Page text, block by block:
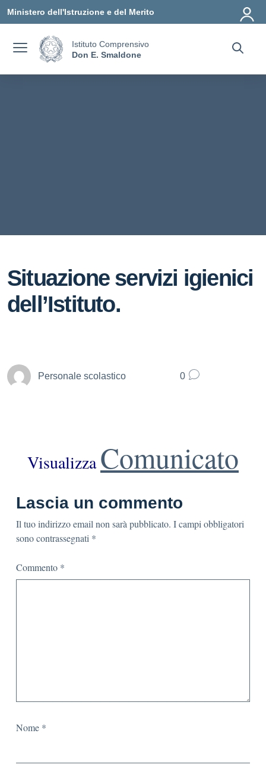
Ministero dell'Istruzione e del Merito
Istituto Comprensivo
Don E. Smaldone
Situazione servizi igienici
dell’Istituto.
Personale scolastico 0
VisualizzaComunicato
Lascia un commento
Il tuo indirizzo email non sarà pubblicato. I campi obbligatori
sono contrassegnati *
Commento *
Nome *